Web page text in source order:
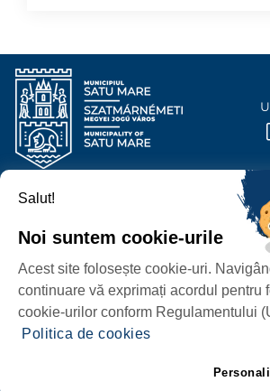
PROTECȚIA DATELOR
PRIMĂRIA
P-ȚA 25 OCTOMBRIE, NR. 1 CORP M,
Salut!
Noi suntem cookie-urile
Acest site folosește cookie-uri.
continuare vă exprimați acordul pentru
cookie-urilor conform Regulamentului
Politica de cookies